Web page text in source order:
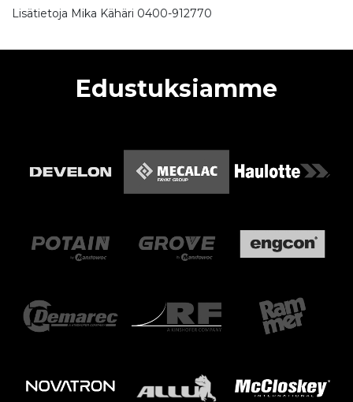
Lisätietoja Mika Kähäri 0400-912770
Edustuksiamme